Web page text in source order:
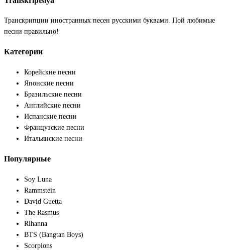
Транскрипции иностранных песен русскими буквами. Пой любимые
песни правильно!
Категории
Корейские песни
Японские песни
Бразильские песни
Английские песни
Испанские песни
Французские песни
Итальянские песни
Популярные
Soy Luna
Rammstein
David Guetta
The Rasmus
Rihanna
BTS (Bangtan Boys)
Scorpions